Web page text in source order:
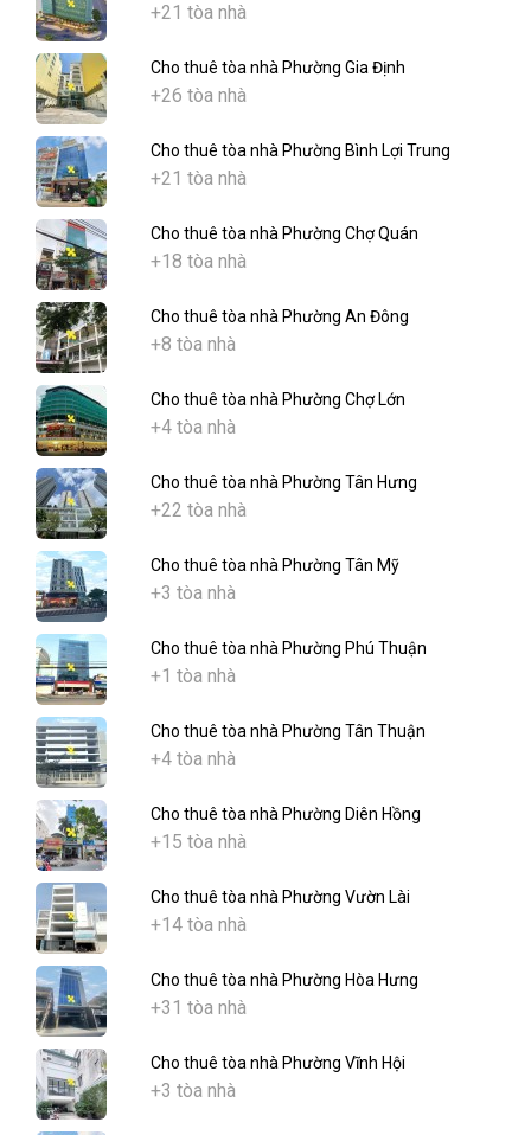
+21 tòa nhà
Cho thuê tòa nhà Phường Gia Định
+26 tòa nhà
Cho thuê tòa nhà Phường Bình Lợi Trung
+21 tòa nhà
Cho thuê tòa nhà Phường Chợ Quán
+18 tòa nhà
Cho thuê tòa nhà Phường An Đông
+8 tòa nhà
Cho thuê tòa nhà Phường Chợ Lớn
+4 tòa nhà
Cho thuê tòa nhà Phường Tân Hưng
+22 tòa nhà
Cho thuê tòa nhà Phường Tân Mỹ
+3 tòa nhà
Cho thuê tòa nhà Phường Phú Thuận
+1 tòa nhà
Cho thuê tòa nhà Phường Tân Thuận
+4 tòa nhà
Cho thuê tòa nhà Phường Diên Hồng
+15 tòa nhà
Cho thuê tòa nhà Phường Vườn Lài
+14 tòa nhà
Cho thuê tòa nhà Phường Hòa Hưng
+31 tòa nhà
Cho thuê tòa nhà Phường Vĩnh Hội
+3 tòa nhà